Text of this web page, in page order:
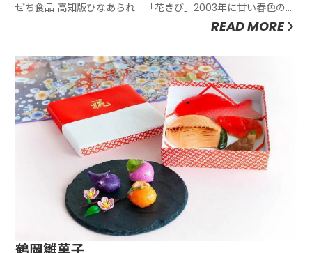
ぜち食品 高知版ひなあられ 「花きび」2003年に甘い春色のポ
ップコーン「花きび」の唯一の製造者となったあぜち食品で
とを知り、事業を受け継いだのは、当時の経営者でした。あぜ
ち食品...
READ MORE